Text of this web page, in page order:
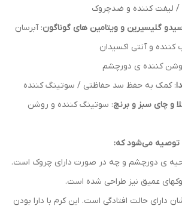
لیفت کننده و ضدچروک
گلیسیرین و ویتامین های گوناگون: آبرسان
کننده و آنتی اکسیدان
کننده ی دورچشم
: کمک به حفظ سد حفاظتی / سوتینگ کننده
و چای سبز و برنج: سوتینگ کننده و روشن
توصیه می‌شود که:
ی دورچشم و چه در صورت دارای چروک است.
عمیق نیز طراحی شده است.
دارای حالت افتادگی است. این کرم با دارا بودن